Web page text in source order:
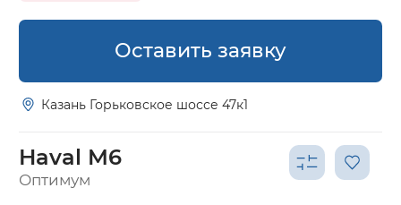
Оставить заявку
Казань Горьковское шоссе 47к1
Haval M6
Оптимум